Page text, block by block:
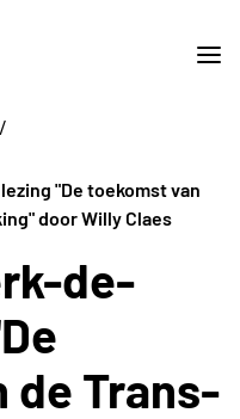
/
"De toekomst van
door Willy Claes
de-
de Trans-